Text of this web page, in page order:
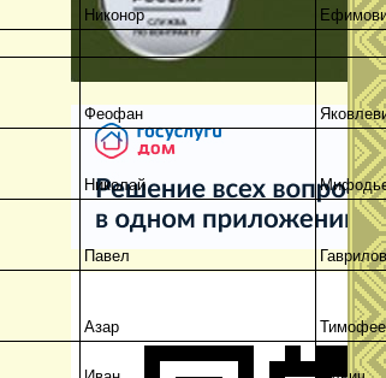
Никонор
Феофан
Николай
Павел
Азар